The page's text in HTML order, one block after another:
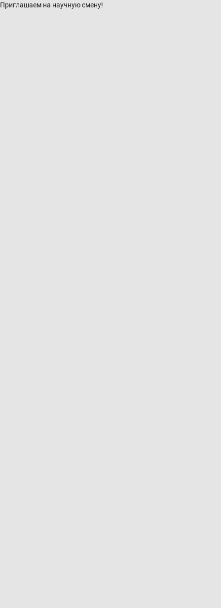
Приглашаем на научную смену!